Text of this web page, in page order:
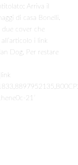
Arriva il
di casa Bonelli.
cover che
i link
Dog. Per restare
21′